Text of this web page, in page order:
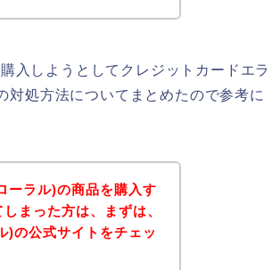
入しようとしてクレジットカードエラ
対処方法についてまとめたので参考に
ラル)の商品を購入す
まった方は、まずは、
の公式サイトをチェッ